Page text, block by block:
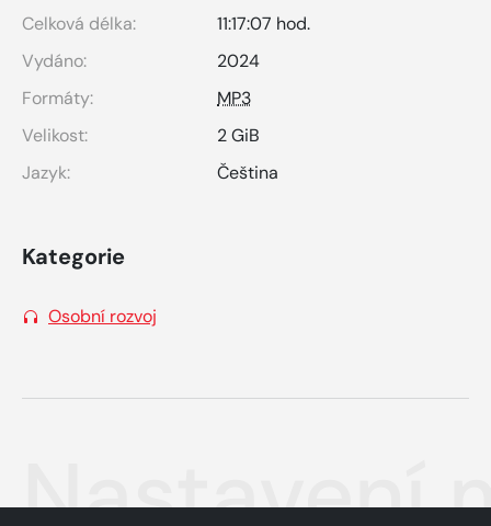
Celková délka:
11:17:07 hod.
Vydáno:
2024
Formáty:
MP3
Velikost:
2 GiB
Jazyk:
Čeština
Kategorie
Osobní rozvoj
Nastavení